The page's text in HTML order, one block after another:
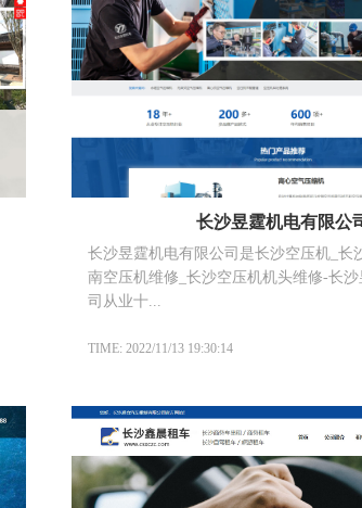
长沙昱霆机电有限公
长沙昱霆机电有限公司是长沙空压机_长
南空压机维修_长沙空压机机头维修-长
司从业十...
TIME: 2022/11/13 19:30:14